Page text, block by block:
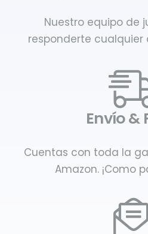
Nuestro equipo de
responderte
Envío &
Cuentas con toda la
Amazon. ¡Como